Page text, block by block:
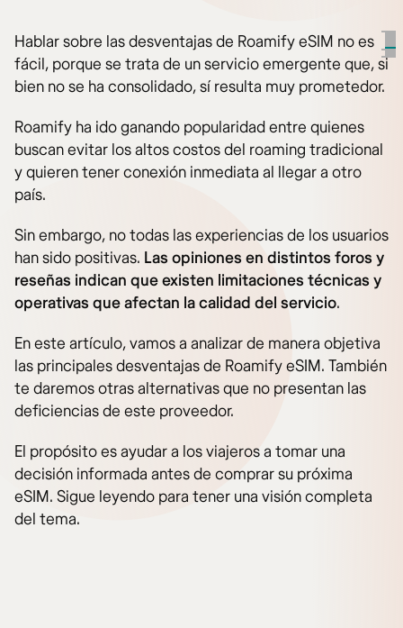
Hablar sobre las desventajas de Roamify eSIM no es
fácil, porque se trata de un servicio emergente que, si
bien no se ha consolidado, sí resulta muy prometedor.
Roamify ha ido ganando popularidad entre quienes
buscan evitar los altos costos del roaming tradicional
y quieren tener conexión inmediata al llegar a otro
país.
Sin embargo, no todas las experiencias de los usuarios
han sido positivas. Las opiniones en distintos foros y
reseñas indican que existen limitaciones técnicas y
operativas que afectan la calidad del servicio.
En este artículo, vamos a analizar de manera objetiva
las principales desventajas de Roamify eSIM. También
te daremos otras alternativas que no presentan las
deficiencias de este proveedor.
El propósito es ayudar a los viajeros a tomar una
decisión informada antes de comprar su próxima
eSIM. Sigue leyendo para tener una visión completa
del tema.